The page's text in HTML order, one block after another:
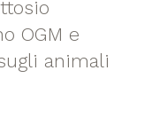
OGM e
animali